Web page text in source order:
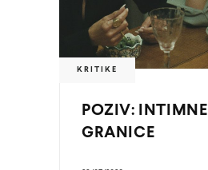
KRITIKE
POZIV: INTIMNE
GRANICE